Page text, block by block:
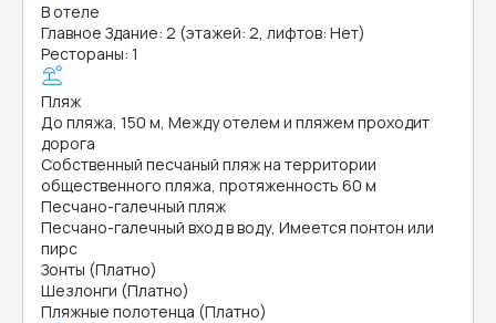
В отеле
Главное Здание: 2 (этажей: 2, лифтов: Нет)
Рестораны: 1
Пляж
До пляжа, 150 м, Между отелем и пляжем проходит
дорога
Собственный песчаный пляж на территории
общественного пляжа, протяженность 60 м
Песчано-галечный пляж
Песчано-галечный вход в воду, Имеется понтон или
пирс
Зонты (Платно)
Шезлонги (Платно)
Пляжные полотенца (Платно)